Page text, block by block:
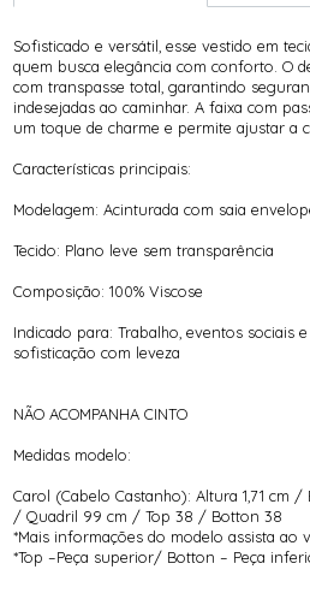
Sofisticado e versátil, esse vestido em
quem busca elegância com conforto. O
com transpasse total, garantindo
indesejadas ao caminhar. A faixa com
um toque de charme e permite ajustar a
Características principais:
Modelagem: Acinturada com saia
Tecido: Plano leve sem transparência
Composição: 100% Viscose
Indicado para: Trabalho, eventos sociais
sofisticação com leveza
NÃO ACOMPANHA CINTO
Medidas modelo:
Carol (Cabelo Castanho): Altura 1,71 cm
/ Quadril 99 cm / Top 38 / Botton 38
*Mais informações do modelo assista ao
*Top –Peça superior/ Botton – Peça